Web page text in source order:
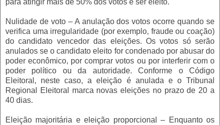
para atingir mais de 50% dos votos e ser eleito.
Nulidade de voto – A anulação dos votos ocorre quando se
verifica uma irregularidade (por exemplo, fraude ou coação)
do candidato vencedor das eleições. Os votos só serão
anulados se o candidato eleito for condenado por abusar do
poder econômico, por comprar votos ou por interferir com o
poder político ou da autoridade. Conforme o Código
Eleitoral, neste caso, a eleição é anulada e o Tribunal
Regional Eleitoral marca novas eleições no prazo de 20 a
40 dias.
Eleição majoritária e eleição proporcional – Enquanto os